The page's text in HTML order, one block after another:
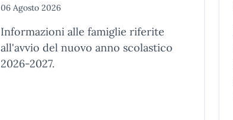
06 Agosto 2026
Informazioni alle famiglie riferite
all'avvio del nuovo anno scolastico
2026-2027.